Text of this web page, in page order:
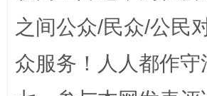
之间公众/民众/公民
众服务！人人都作守